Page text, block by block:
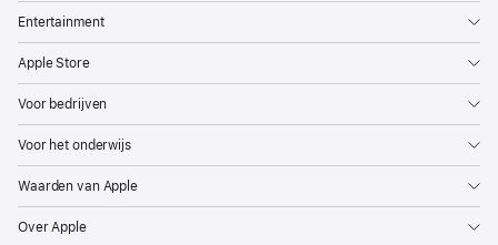
Entertainment
Apple Store
Voor bedrijven
Voor het onderwijs
Waarden van Apple
Over Apple